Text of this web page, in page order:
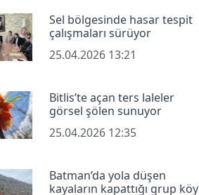
Sel bölgesinde hasar tespit
çalışmaları sürüyor
25.04.2026 13:21
Bitlis’te açan ters laleler
görsel şölen sunuyor
25.04.2026 12:35
Batman’da yola düşen
kayaların kapattığı grup köy